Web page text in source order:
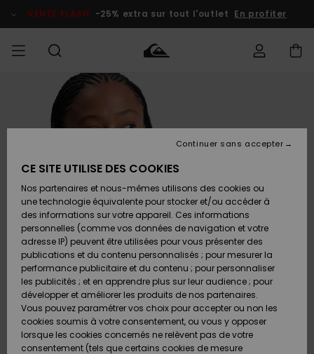
l'information
le
VENTE FLASH -25% extra sur tout l'outlet En profiter
HOMME Vêtements
Accessoires
Chaussures
& Tongs
Surf
Snow
Vêtements
Accessoires
Chaussures
& Tongs
Surf
Snow
FEMME
Shop
Nouveautés
A
Découvrir
Snow
SURF
Surf Shop
Homme
Enfant
Highlights
Communauté
SNOW
Snow
Shop
Homme
Snow
Shop
Enfant
Snow
Shop
Femme
A
Découvrir
VENTE
FLASH
Outlet
Homme
Enfant
Outlet
Femme
Préférences
français
Nederlands
Accéder à
commande
Retours
Paiement
Carte
Cadeau
Quiksilver
Freedom
CE SITE UTILISE DES COOKIES
Nos partenaires et nous-mêmes utilisons des cookies ou
une technologie équivalente pour stocker et/ou accéder à
des informations sur votre appareil. Ces informations
personnelles (comme vos données de navigation et votre
adresse IP) peuvent être utilisées pour vous présenter des
publications et du contenu personnalisés ; pour mesurer la
performance publicitaire et du contenu ; pour personnaliser
les publicités ; et en apprendre plus sur leur audience ; pour
développer et améliorer les produits de nos partenaires.
Vous pouvez paramétrer vos choix pour accepter ou non les
cookies soumis à votre consentement, ou vous y opposer
lorsque les cookies concernés ne relèvent pas de votre
consentement (tels que certains cookies de mesure
Continuer sans accepter